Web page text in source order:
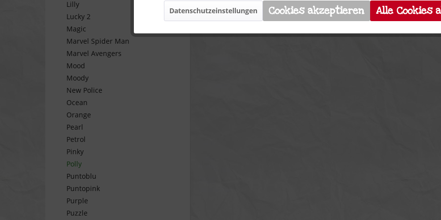
Lilly
Lucky 2
Magic
Marvel Spider Man
Marvel Avengers
Mood
Moody
New Police
Ocean
Orange
Pearl
Petrol
Pinky
Polly
Puntoblu
Puntopink
Purple
Puzzle
Datenschutzeinstellungen Cookies akzeptieren Alle Cookies